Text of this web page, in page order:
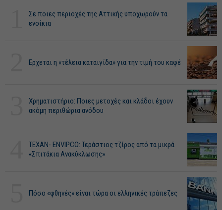
Σε ποιες περιοχές της Αττικής υποχωρούν τα
ενοίκια
Ερχεται η «τέλεια καταιγίδα» για την τιμή του καφέ
Χρηματιστήριο: Ποιες μετοχές και κλάδοι έχουν
ακόμη περιθώρια ανόδου
ΤΕΧΑΝ- ENVIPCO: Τεράστιος τζίρος από τα μικρά
«Σπιτάκια Ανακύκλωσης»
Πόσο «φθηνές» είναι τώρα οι ελληνικές τράπεζες